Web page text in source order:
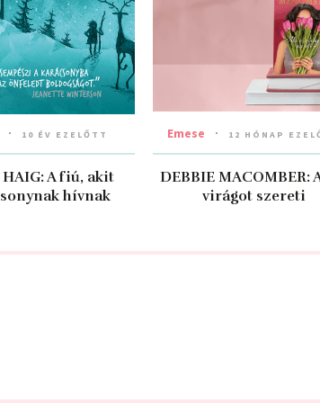
10 ÉV EZELŐTT
A fiú, akit
hívnak
Emese 12 HÓNAP
DEBBIE MACOMBER:
virágot szereti